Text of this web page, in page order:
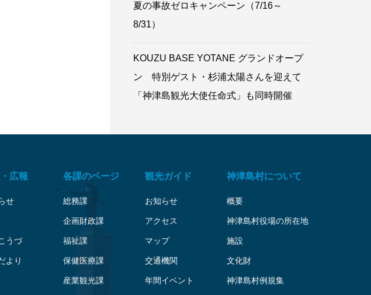
夏の事故ゼロキャンペーン（7/16～
8/31）
KOUZU BASE YOTANE グランドオープ
ン 特別ゲスト・杉浦太陽さんを迎えて
「神津島観光大使任命式」も同時開催
広報
せ
うづ
より
各課のページ
総務課
企画財政課
福祉課
保健医療課
産業観光課
観光ガイド
お知らせ
アクセス
マップ
交通機関
年間イベント
神津島村について
概要
神津島村役場の所在地
施設
文化財
神津島村例規集